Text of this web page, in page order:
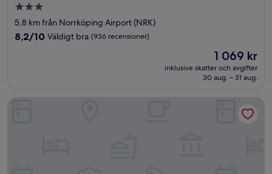
3.0-
stjärnigt
boende
5,8 km från Norrköping Airport (NRK)
8.2
8,2/10 Väldigt bra (936 recensioner)
Priset
1 069 kr
1 069 kr
inklusive skatter och avgifter
30 aug. – 31 aug.
Best Guest Vandrarhem